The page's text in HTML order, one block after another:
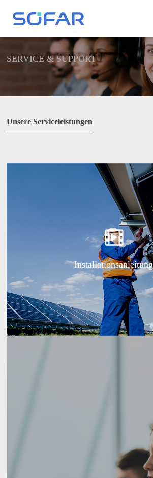
SERVICE & SUPPORT
Unsere Serviceleistungen
Installationsanleitung